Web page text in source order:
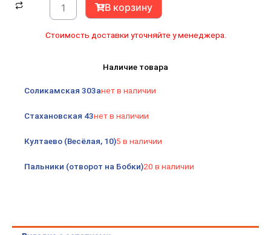
Пластины
на
дверь
В корзину
Стоимость доставки уточняйте у менеджера.
Наличие товара
Соликамская 303анет в наличии
Стахановская 43нет в наличии
Култаево (Весёлая, 10)5 в наличии
Пальники (отворот на Бобки)20 в наличии